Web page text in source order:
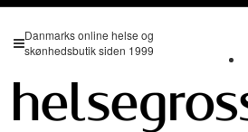
Danmarks online helse og
skønhedsbutik siden 1999